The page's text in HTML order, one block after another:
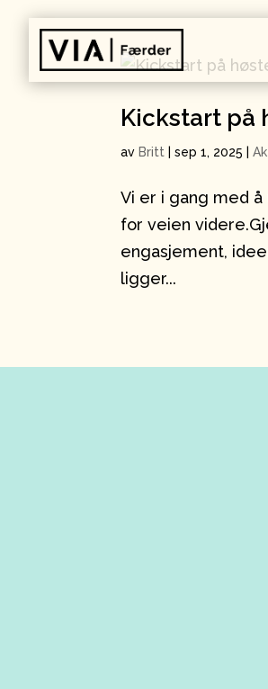
Kickstart på
av Britt |sep 1, 2025 |
Vi er i gang med
for veien
engasjement,
ligger...